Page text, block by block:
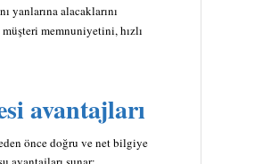
yanlarına alacaklarını
memnuniyetini, hızlı
avantajları
önce doğru ve net bilgiye